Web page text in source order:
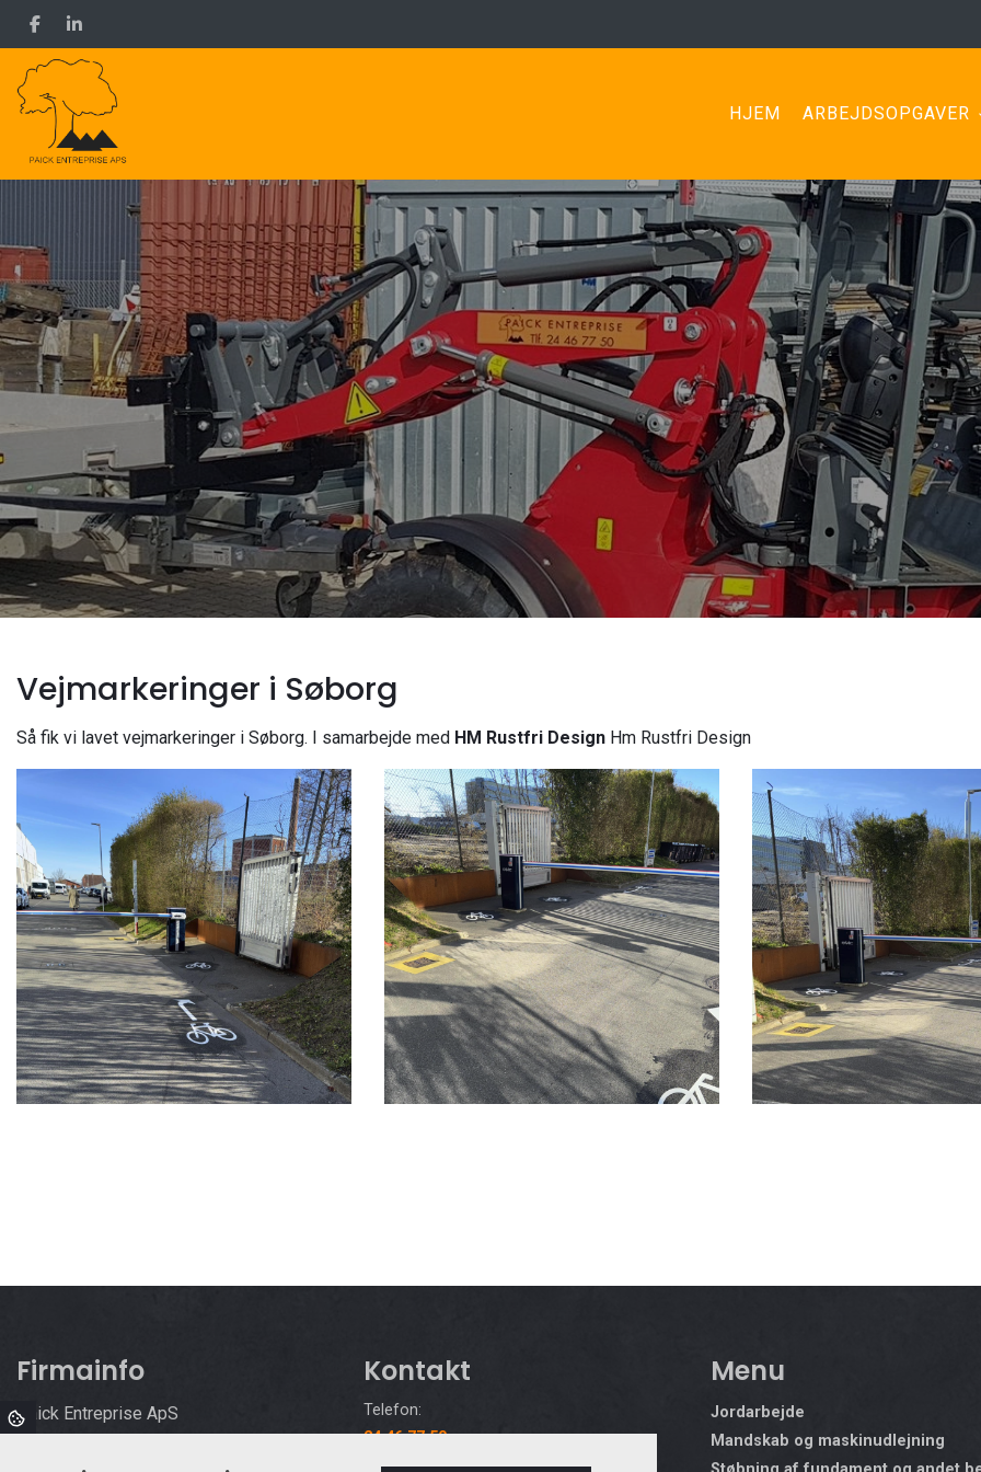
hovedindhold
HJEM ARBEJDSOPGAVER
Vejmarkeringer i Søborg
Så fik vi lavet vejmarkeringer i Søborg. I samarbejde med HM Rustfri Design Hm Rustfri Design
Firmainfo
Paick Entreprise ApS
Kontakt
Telefon:
24 46 77 50
Email:
Menu
Jordarbejde
Mandskab og maskinudlejning